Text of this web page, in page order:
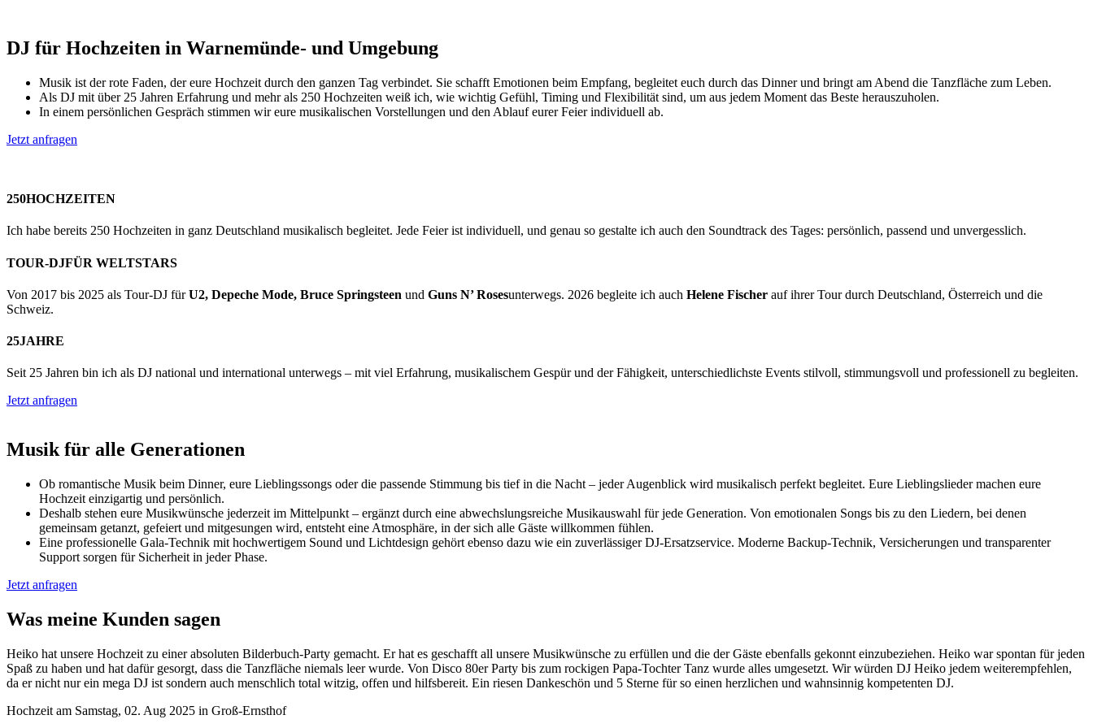
DJ für Hochzeiten in Warnemünde- und Umgebung
Musik ist der rote Faden, der eure Hochzeit durch den ganzen Tag verbindet. Sie schafft Emotionen beim Empfang, begleitet euch durch das Dinner und bringt am Abend die Tanzfläche zum Leben.
Als DJ mit über 25 Jahren Erfahrung und mehr als 250 Hochzeiten weiß ich, wie wichtig Gefühl, Timing und Flexibilität sind, um aus jedem Moment das Beste herauszuholen.
In einem persönlichen Gespräch stimmen wir eure musikalischen Vorstellungen und den Ablauf eurer Feier individuell ab.
Jetzt anfragen
250HOCHZEITEN
Ich habe bereits 250 Hochzeiten in ganz Deutschland musikalisch begleitet. Jede Feier ist individuell, und genau so gestalte ich auch den Soundtrack des Tages: persönlich, passend und unvergesslich.
TOUR-DJFÜR WELTSTARS
Von 2017 bis 2025 als Tour-DJ fürU2, Depeche Mode, Bruce Springsteen und Guns N’ Rosesunterwegs. 2026 begleite ich auch Helene Fischer auf ihrer Tour durch Deutschland, Österreich und die
Schweiz.
25JAHRE
Seit 25 Jahren bin ich als DJ national und international unterwegs – mit viel Erfahrung, musikalischem Gespür und der Fähigkeit, unterschiedlichste Events stilvoll, stimmungsvoll und professionell zu begleiten.
Jetzt anfragen
Musik für alle Generationen
Ob romantische Musik beim Dinner, eure Lieblingssongs oder die passende Stimmung bis tief in die Nacht – jeder Augenblick wird musikalisch perfekt begleitet. Eure Lieblingslieder machen eure
Hochzeit einzigartig und persönlich.
Deshalb stehen eure Musikwünsche jederzeit im Mittelpunkt – ergänzt durch eine abwechslungsreiche Musikauswahl für jede Generation. Von emotionalen Songs bis zu den Liedern, bei denen
gemeinsam getanzt, gefeiert und mitgesungen wird, entsteht eine Atmosphäre, in der sich alle Gäste willkommen fühlen.
Eine professionelle Gala-Technik mit hochwertigem Sound und Lichtdesign gehört ebenso dazu wie ein zuverlässiger DJ-Ersatzservice. Moderne Backup-Technik, Versicherungen und transparenter
Support sorgen für Sicherheit in jeder Phase.
Jetzt anfragen
Was meine Kunden sagen
Heiko hat unsere Hochzeit zu einer absoluten Bilderbuch-Party gemacht. Er hat es geschafft all unsere Musikwünsche zu erfüllen und die der Gäste ebenfalls gekonnt einzubeziehen. Heiko war spontan für jeden
Spaß zu haben und hat dafür gesorgt, dass die Tanzfläche niemals leer wurde. Von Disco 80er Party bis zum rockigen Papa-Tochter Tanz wurde alles umgesetzt. Wir würden DJ Heiko jedem weiterempfehlen,
da er nicht nur ein mega DJ ist sondern auch menschlich total witzig, offen und hilfsbereit. Ein riesen Dankeschön und 5 Sterne für so einen herzlichen und wahnsinnig kompetenten DJ.
Hochzeit am Samstag, 02. Aug 2025 in Groß-Ernsthof